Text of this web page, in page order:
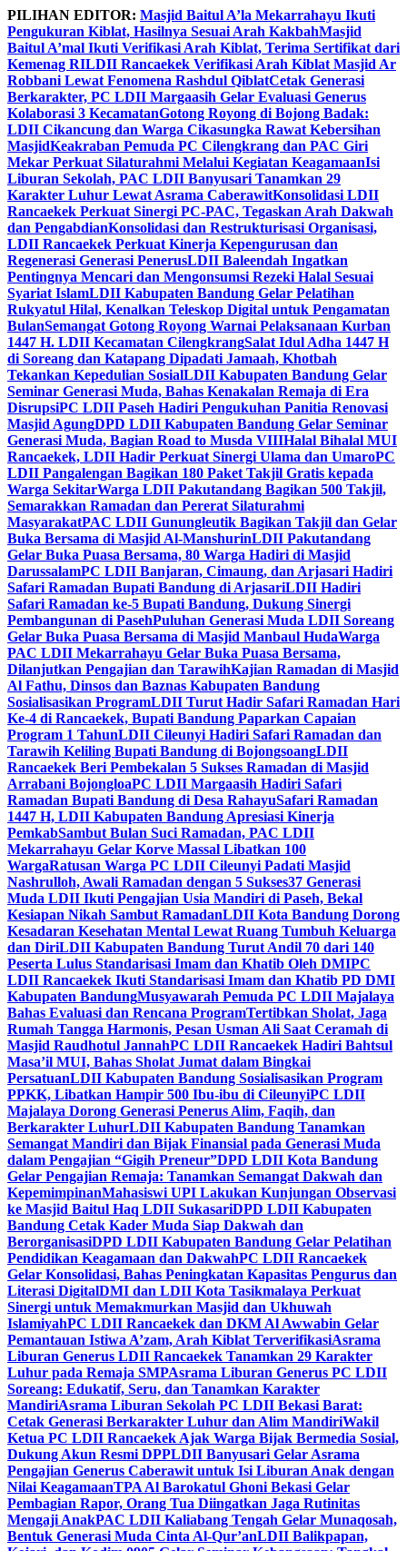
Skip
to
content
PILIHAN EDITOR: Masjid Baitul A’la Mekarrahayu Ikuti
Pengukuran Kiblat, Hasilnya Sesuai Arah KakbahMasjid
Baitul A’mal Ikuti Verifikasi Arah Kiblat, Terima Sertifikat dari
Kemenag RILDII Rancaekek Verifikasi Arah Kiblat Masjid Ar
Robbani Lewat Fenomena Rashdul QiblatCetak Generasi
Berkarakter, PC LDII Margaasih Gelar Evaluasi Generus
Kolaborasi 3 KecamatanGotong Royong di Bojong Badak:
LDII Cikancung dan Warga Cikasungka Rawat Kebersihan
MasjidKeakraban Pemuda PC Cilengkrang dan PAC Giri
Mekar Perkuat Silaturahmi Melalui Kegiatan KeagamaanIsi
Liburan Sekolah, PAC LDII Banyusari Tanamkan 29
Karakter Luhur Lewat Asrama CaberawitKonsolidasi LDII
Rancaekek Perkuat Sinergi PC-PAC, Tegaskan Arah Dakwah
dan PengabdianKonsolidasi dan Restrukturisasi Organisasi,
LDII Rancaekek Perkuat Kinerja Kepengurusan dan
Regenerasi Generasi PenerusLDII Baleendah Ingatkan
Pentingnya Mencari dan Mengonsumsi Rezeki Halal Sesuai
Syariat IslamLDII Kabupaten Bandung Gelar Pelatihan
Rukyatul Hilal, Kenalkan Teleskop Digital untuk Pengamatan
BulanSemangat Gotong Royong Warnai Pelaksanaan Kurban
1447 H. LDII Kecamatan CilengkrangSalat Idul Adha 1447 H
di Soreang dan Katapang Dipadati Jamaah, Khotbah
Tekankan Kepedulian SosialLDII Kabupaten Bandung Gelar
Seminar Generasi Muda, Bahas Kenakalan Remaja di Era
DisrupsiPC LDII Paseh Hadiri Pengukuhan Panitia Renovasi
Masjid AgungDPD LDII Kabupaten Bandung Gelar Seminar
Generasi Muda, Bagian Road to Musda VIIIHalal Bihalal MUI
Rancaekek, LDII Hadir Perkuat Sinergi Ulama dan UmaroPC
LDII Pangalengan Bagikan 180 Paket Takjil Gratis kepada
Warga SekitarWarga LDII Pakutandang Bagikan 500 Takjil,
Semarakkan Ramadan dan Pererat Silaturahmi
MasyarakatPAC LDII Gunungleutik Bagikan Takjil dan Gelar
Buka Bersama di Masjid Al-ManshurinLDII Pakutandang
Gelar Buka Puasa Bersama, 80 Warga Hadiri di Masjid
DarussalamPC LDII Banjaran, Cimaung, dan Arjasari Hadiri
Safari Ramadan Bupati Bandung di ArjasariLDII Hadiri
Safari Ramadan ke-5 Bupati Bandung, Dukung Sinergi
Pembangunan di PasehPuluhan Generasi Muda LDII Soreang
Gelar Buka Puasa Bersama di Masjid Manbaul HudaWarga
PAC LDII Mekarrahayu Gelar Buka Puasa Bersama,
Dilanjutkan Pengajian dan TarawihKajian Ramadan di Masjid
Al Fathu, Dinsos dan Baznas Kabupaten Bandung
Sosialisasikan ProgramLDII Turut Hadir Safari Ramadan Hari
Ke-4 di Rancaekek, Bupati Bandung Paparkan Capaian
Program 1 TahunLDII Cileunyi Hadiri Safari Ramadan dan
Tarawih Keliling Bupati Bandung di BojongsoangLDII
Rancaekek Beri Pembekalan 5 Sukses Ramadan di Masjid
Arrabani BojongloaPC LDII Margaasih Hadiri Safari
Ramadan Bupati Bandung di Desa RahayuSafari Ramadan
1447 H, LDII Kabupaten Bandung Apresiasi Kinerja
PemkabSambut Bulan Suci Ramadan, PAC LDII
Mekarrahayu Gelar Korve Massal Libatkan 100
WargaRatusan Warga PC LDII Cileunyi Padati Masjid
Nashrulloh, Awali Ramadan dengan 5 Sukses37 Generasi
Muda LDII Ikuti Pengajian Usia Mandiri di Paseh, Bekal
Kesiapan Nikah Sambut RamadanLDII Kota Bandung Dorong
Kesadaran Kesehatan Mental Lewat Ruang Tumbuh Keluarga
dan DiriLDII Kabupaten Bandung Turut Andil 70 dari 140
Peserta Lulus Standarisasi Imam dan Khatib Oleh DMIPC
LDII Rancaekek Ikuti Standarisasi Imam dan Khatib PD DMI
Kabupaten BandungMusyawarah Pemuda PC LDII Majalaya
Bahas Evaluasi dan Rencana ProgramTertibkan Sholat, Jaga
Rumah Tangga Harmonis, Pesan Usman Ali Saat Ceramah di
Masjid Raudhotul JannahPC LDII Rancaekek Hadiri Bahtsul
Masa’il MUI, Bahas Sholat Jumat dalam Bingkai
PersatuanLDII Kabupaten Bandung Sosialisasikan Program
PPKK, Libatkan Hampir 500 Ibu-ibu di CileunyiPC LDII
Majalaya Dorong Generasi Penerus Alim, Faqih, dan
Berkarakter LuhurLDII Kabupaten Bandung Tanamkan
Semangat Mandiri dan Bijak Finansial pada Generasi Muda
dalam Pengajian “Gigih Preneur”DPD LDII Kota Bandung
Gelar Pengajian Remaja: Tanamkan Semangat Dakwah dan
KepemimpinanMahasiswi UPI Lakukan Kunjungan Observasi
ke Masjid Baitul Haq LDII SukasariDPD LDII Kabupaten
Bandung Cetak Kader Muda Siap Dakwah dan
BerorganisasiDPD LDII Kabupaten Bandung Gelar Pelatihan
Pendidikan Keagamaan dan DakwahPC LDII Rancaekek
Gelar Konsolidasi, Bahas Peningkatan Kapasitas Pengurus dan
Literasi DigitalDMI dan LDII Kota Tasikmalaya Perkuat
Sinergi untuk Memakmurkan Masjid dan Ukhuwah
IslamiyahPC LDII Rancaekek dan DKM Al Awwabin Gelar
Pemantauan Istiwa A’zam, Arah Kiblat TerverifikasiAsrama
Liburan Generus LDII Rancaekek Tanamkan 29 Karakter
Luhur pada Remaja SMPAsrama Liburan Generus PC LDII
Soreang: Edukatif, Seru, dan Tanamkan Karakter
MandiriAsrama Liburan Sekolah PC LDII Bekasi Barat:
Cetak Generasi Berkarakter Luhur dan Alim MandiriWakil
Ketua PC LDII Rancaekek Ajak Warga Bijak Bermedia Sosial,
Dukung Akun Resmi DPPLDII Banyusari Gelar Asrama
Pengajian Generus Caberawit untuk Isi Liburan Anak dengan
Nilai KeagamaanTPA Al Barokatul Ghoni Bekasi Gelar
Pembagian Rapor, Orang Tua Diingatkan Jaga Rutinitas
Mengaji AnakPAC LDII Kaliabang Tengah Gelar Munaqosah,
Bentuk Generasi Muda Cinta Al-Qur’anLDII Balikpapan,